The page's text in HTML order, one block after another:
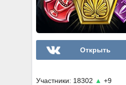
Открыть
Участники: 18302 ▲ +9